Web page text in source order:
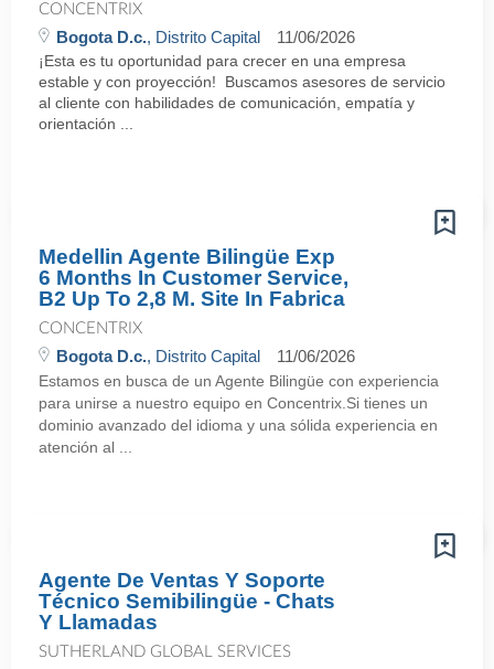
CONCENTRIX
Bogota D.c., Distrito Capital 11/06/2026
¡Esta es tu oportunidad para crecer en una empresa
estable y con proyección! Buscamos asesores de servicio
al cliente con habilidades de comunicación, empatía y
orientación ...
Medellin Agente Bilingüe Exp
6 Months In Customer Service,
B2 Up To 2,8 M. Site In Fabrica
CONCENTRIX
Bogota D.c., Distrito Capital 11/06/2026
Estamos en busca de un Agente Bilingüe con experiencia
para unirse a nuestro equipo en Concentrix.Si tienes un
dominio avanzado del idioma y una sólida experiencia en
atención al ...
Agente De Ventas Y Soporte
Técnico Semibilingüe - Chats
Y Llamadas
SUTHERLAND GLOBAL SERVICES